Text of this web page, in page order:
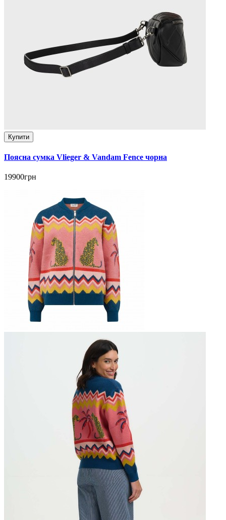
Купити
Поясна сумка Vlieger & Vandam Fence чорна
19900грн